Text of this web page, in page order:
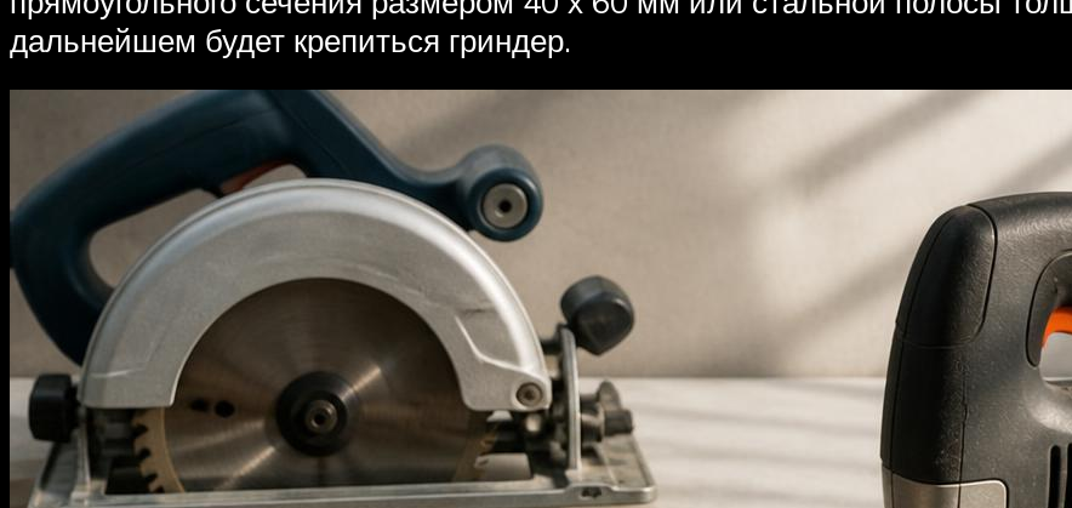
дальнейшем будет крепиться гриндер.